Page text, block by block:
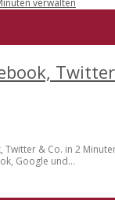
& Co. in 2
Google und...